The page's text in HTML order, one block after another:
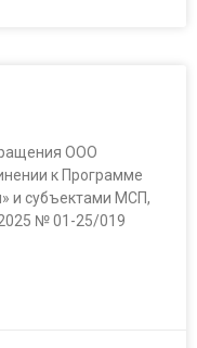
ООО
к Программе
и субъектами МСП,
№ 01-25/019